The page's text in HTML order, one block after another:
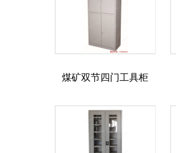
煤矿双节四门工具柜